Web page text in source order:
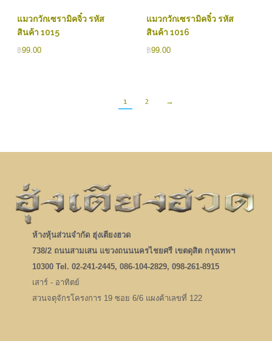
แมวกวักเซรามิคจิ๋ว รหัส
สินค้า 1015
฿99.00
แมวกวักเซรามิคจิ๋ว รหัส
สินค้า 1016
฿99.00
1 2 →
ห้างหุ้นส่วนจำกัด ฮุ่งเตียงฮวด
738/2 ถนนสามเสน แขวงถนนนครไชยศรี เขตดุสิต กรุงเทพฯ
10300 Tel. 02-241-2445, 086-104-2829, 098-261-8915
เสาร์ - อาทิตย์
สวนจตุจักรโครงการ 19 ซอย 6/6 แผงค้าเลขที่ 122